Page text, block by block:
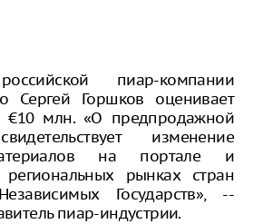
пиар-компании
Сергей Горшков оценивает
€10 млн. «О предпродажной
изменение
на портале и
региональных рынках стран
Государств», --
пиар-индустрии.